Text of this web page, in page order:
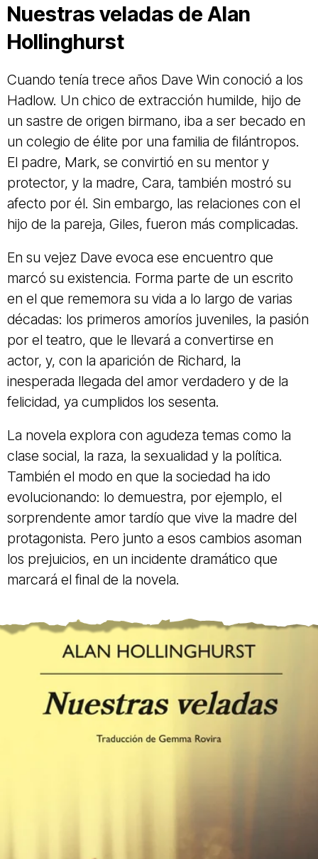
Nuestras veladas de Alan
Hollinghurst
Cuando tenía trece años Dave Win conoció a los
Hadlow. Un chico de extracción humilde, hijo de
un sastre de origen birmano, iba a ser becado en
un colegio de élite por una familia de filántropos.
El padre, Mark, se convirtió en su mentor y
protector, y la madre, Cara, también mostró su
afecto por él. Sin embargo, las relaciones con el
hijo de la pareja, Giles, fueron más complicadas.
En su vejez Dave evoca ese encuentro que
marcó su existencia. Forma parte de un escrito
en el que rememora su vida a lo largo de varias
décadas: los primeros amoríos juveniles, la pasión
por el teatro, que le llevará a convertirse en
actor, y, con la aparición de Richard, la
inesperada llegada del amor verdadero y de la
felicidad, ya cumplidos los sesenta.
La novela explora con agudeza temas como la
clase social, la raza, la sexualidad y la política.
También el modo en que la sociedad ha ido
evolucionando: lo demuestra, por ejemplo, el
sorprendente amor tardío que vive la madre del
protagonista. Pero junto a esos cambios asoman
los prejuicios, en un incidente dramático que
marcará el final de la novela.